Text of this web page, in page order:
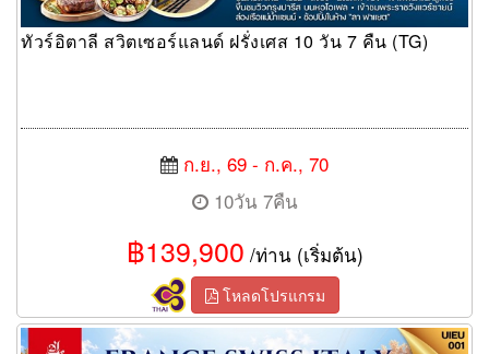
ทัวร์อิตาลี สวิตเซอร์แลนด์ ฝรั่งเศส 10 วัน 7 คืน (TG)
ก.ย., 69 - ก.ค., 70
10วัน 7คืน
฿139,900 /ท่าน (เริ่มต้น)
โหลดโปรแกรม
ทัวร์ยุโรป France Swiss Italy 8 Days